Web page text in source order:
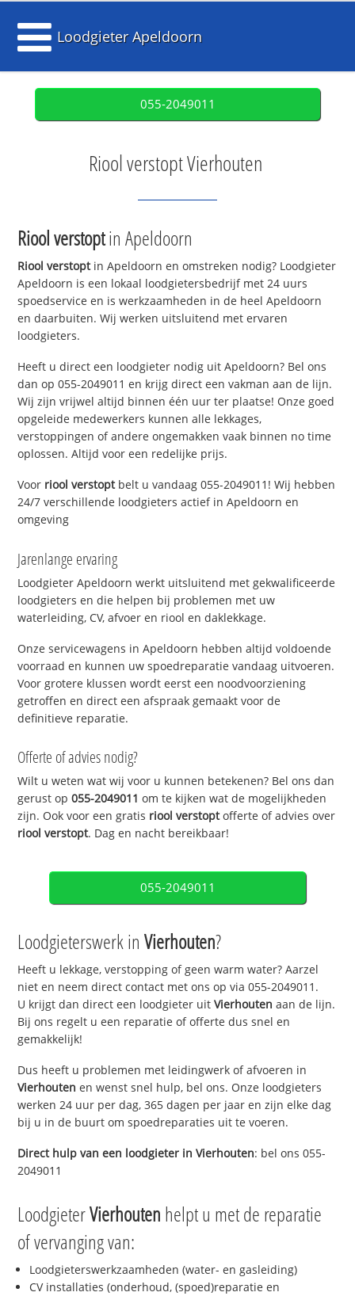
Loodgieter Apeldoorn
055-2049011
Riool verstopt Vierhouten
Riool verstoptin Apeldoorn
Riool verstoptin Apeldoorn en omstreken nodig? Loodgieter
Apeldoorn is een lokaal loodgietersbedrijf met 24 uurs
spoedservice en is werkzaamheden in de heel Apeldoorn
en daarbuiten. Wij werken uitsluitend met ervaren
loodgieters.
Heeft u direct een loodgieter nodig uit Apeldoorn? Bel ons
dan op 055-2049011 en krijg direct een vakman aan de lijn.
Wij zijn vrijwel altijd binnen één uur ter plaatse! Onze goed
opgeleide medewerkers kunnen alle lekkages,
verstoppingen of andere ongemakken vaak binnen no time
oplossen. Altijd voor een redelijke prijs.
Voor riool verstoptbelt u vandaag 055-2049011! Wij hebben
24/7 verschillende loodgieters actief in Apeldoorn en
omgeving
Jarenlange ervaring
Loodgieter Apeldoorn werkt uitsluitend met gekwalificeerde
loodgieters en die helpen bij problemen met uw
waterleiding, CV, afvoer en riool en daklekkage.
Onze servicewagens in Apeldoorn hebben altijd voldoende
voorraad en kunnen uw spoedreparatie vandaag uitvoeren.
Voor grotere klussen wordt eerst een noodvoorziening
getroffen en direct een afspraak gemaakt voor de
definitieve reparatie.
Offerte of advies nodig?
Wilt u weten wat wij voor u kunnen betekenen? Bel ons dan
gerust op055-2049011 om te kijken wat de mogelijkheden
zijn. Ook voor een gratis riool verstoptofferte of advies over
riool verstopt. Dag en nacht bereikbaar!
055-2049011
Loodgieterswerk inVierhouten?
Heeft u lekkage, verstopping of geen warm water? Aarzel
niet en neem direct contact met ons op via 055-2049011.
U krijgt dan direct een loodgieter uitVierhouten aan de lijn.
Bij ons regelt u een reparatie of offerte dus snel en
gemakkelijk!
Dus heeft u problemen met leidingwerk of afvoeren in
Vierhouten en wenst snel hulp, bel ons. Onze loodgieters
werken 24 uur per dag, 365 dagen per jaar en zijn elke dag
bij u in de buurt om spoedreparaties uit te voeren.
Direct hulp van een loodgieter inVierhouten: bel ons 055-
2049011
LoodgieterVierhouten helpt u met de reparatie
of vervanging van:
Loodgieterswerkzaamheden (water- en gasleiding)
CV installaties (onderhoud, (spoed)reparatie en